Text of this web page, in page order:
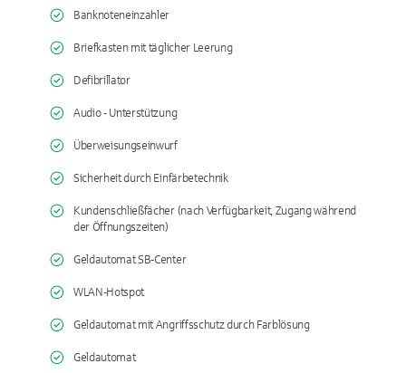
Banknoteneinzahler
Briefkasten mit täglicher Leerung
Defibrillator
Audio - Unterstützung
Überweisungseinwurf
Sicherheit durch Einfärbetechnik
Kundenschließfächer (nach Verfügbarkeit, Zugang während
der Öffnungszeiten)
Geldautomat SB-Center
WLAN-Hotspot
Geldautomat mit Angriffsschutz durch Farblösung
Geldautomat